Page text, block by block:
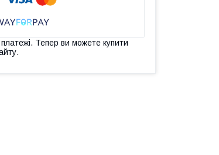
платежі. Тепер ви можете купити